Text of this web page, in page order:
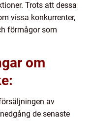
Trots att dessa
vissa konkurrenter,
förmågor som
om
av
de senaste